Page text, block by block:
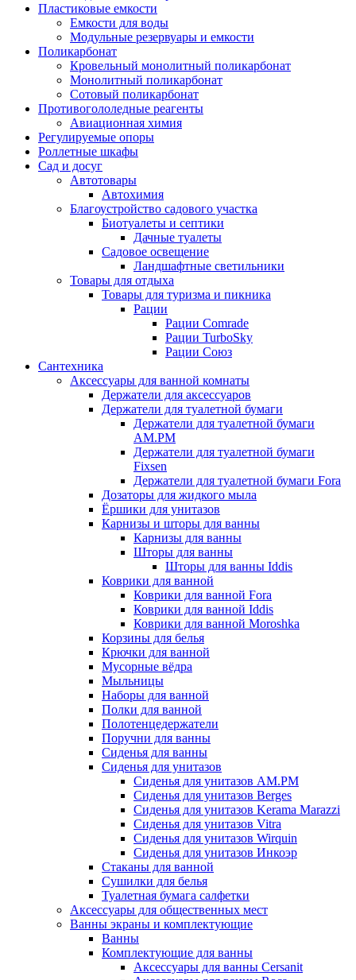
Пластиковые емкости
Емкости для воды
Модульные резервуары и емкости
Поликарбонат
Кровельный монолитный поликарбонат
Монолитный поликарбонат
Сотовый поликарбонат
Противогололедные реагенты
Авиационная химия
Регулируемые опоры
Роллетные шкафы
Сад и досуг
Автотовары
Автохимия
Благоустройство садового участка
Биотуалеты и септики
Дачные туалеты
Садовое освещение
Ландшафтные светильники
Товары для отдыха
Товары для туризма и пикника
Рации
Рации Comrade
Рации TurboSky
Рации Союз
Сантехника
Аксессуары для ванной комнаты
Держатели для аксессуаров
Держатели для туалетной бумаги
Держатели для туалетной бумаги
AM.PM
Держатели для туалетной бумаги
Fixsen
Держатели для туалетной бумаги Fora
Дозаторы для жидкого мыла
Ёршики для унитазов
Карнизы и шторы для ванны
Карнизы для ванны
Шторы для ванны
Шторы для ванны Iddis
Коврики для ванной
Коврики для ванной Fora
Коврики для ванной Iddis
Коврики для ванной Moroshka
Корзины для белья
Крючки для ванной
Мусорные вёдра
Мыльницы
Наборы для ванной
Полки для ванной
Полотенцедержатели
Поручни для ванны
Сиденья для ванны
Сиденья для унитазов
Сиденья для унитазов AM.PM
Сиденья для унитазов Berges
Сиденья для унитазов Kerama Marazzi
Сиденья для унитазов Vitra
Сиденья для унитазов Wirquin
Сиденья для унитазов Инкоэр
Стаканы для ванной
Сушилки для белья
Туалетная бумага салфетки
Аксессуары для общественных мест
Ванны экраны и комплектующие
Ванны
Комплектующие для ванны
Аксессуары для ванны Cersanit